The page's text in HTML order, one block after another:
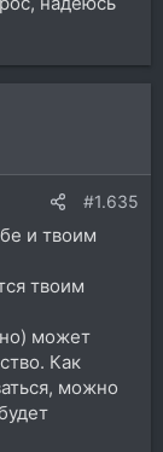
#1.635
и твоим
твоим
может
Как
можно